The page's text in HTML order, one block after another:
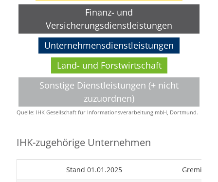
Finanz- und
Versicherungsdienstleistungen
Unternehmensdienstleistungen
Land- und Forstwirtschaft
Sonstige Dienstleistungen (+ nicht
zuzuordnen)
Quelle: IHK Gesellschaft für Informationsverarbeitung mbH, Dortmund.
IHK-zugehörige Unternehmen
Stand 01.01.2025 Gremium